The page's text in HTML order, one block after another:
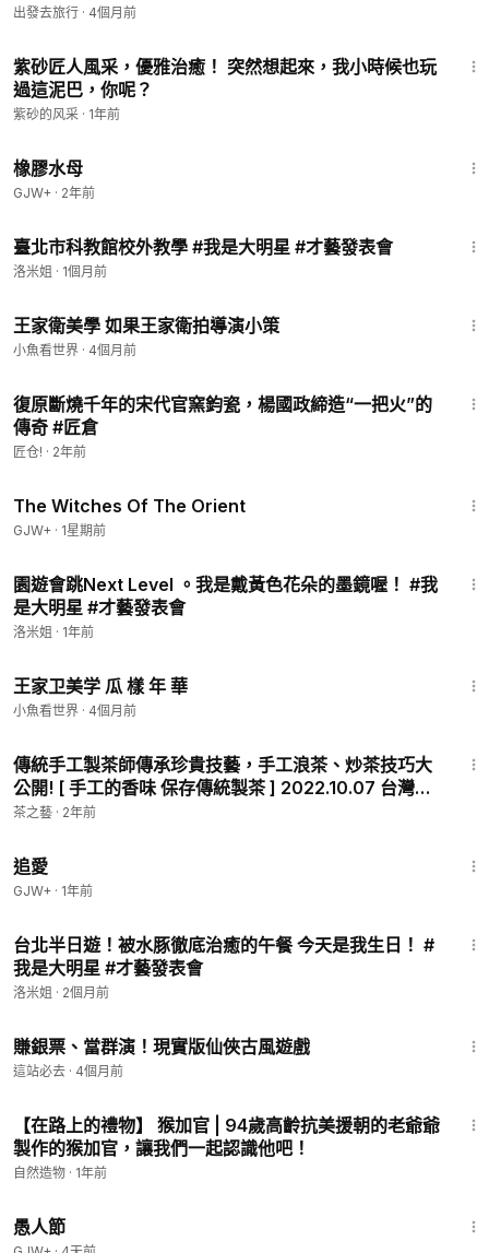
出發去旅行 · 4個月前
紫砂匠人風采，優雅治癒！ 突然想起來，我小時候也玩
過這泥巴，你呢？
紫砂的风采 · 1年前
橡膠水母
GJW+ · 2年前
臺北市科教館校外教學 #我是大明星 #才藝發表會
洛米姐 · 1個月前
王家衛美學 如果王家衛拍導演小策
小魚看世界 · 4個月前
復原斷燒千年的宋代官窯鈞瓷，楊國政締造“一把火”的
傳奇 #匠倉
匠仓! · 2年前
The Witches Of The Orient
GJW+ · 1星期前
園遊會跳Next Level 。我是戴黃色花朵的墨鏡喔！ #我
是大明星 #才藝發表會
洛米姐 · 1年前
王家卫美学 瓜 樣 年 華
小魚看世界 · 4個月前
傳統手工製茶師傳承珍貴技藝，手工浪茶、炒茶技巧大
公開! [ 手工的香味 保存傳統製茶 ] 2022.10.07 台灣記
事簿 第162集
茶之藝 · 2年前
追愛
GJW+ · 1年前
台北半日遊！被水豚徹底治癒的午餐 今天是我生日！ #
我是大明星 #才藝發表會
洛米姐 · 2個月前
賺銀票、當群演！現實版仙俠古風遊戲
這站必去 · 4個月前
【在路上的禮物】 猴加官 | 94歲高齡抗美援朝的老爺爺
製作的猴加官，讓我們一起認識他吧！
自然造物 · 1年前
愚人節